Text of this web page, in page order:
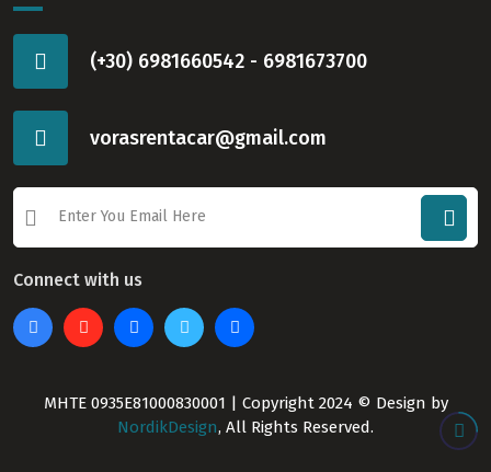
(+30) 6981660542 - 6981673700
vorasrentacar@gmail.com
Connect with us
ΜΗΤΕ 0935E81000830001 | Copyright 2024 © Design by
NordikDesign, All Rights Reserved.